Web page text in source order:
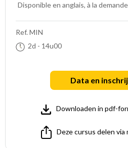
Disponible en anglais, à la demande
Ref.MIN
2d - 14u00
Data en
Downloaden in pdf-
Deze cursus delen via